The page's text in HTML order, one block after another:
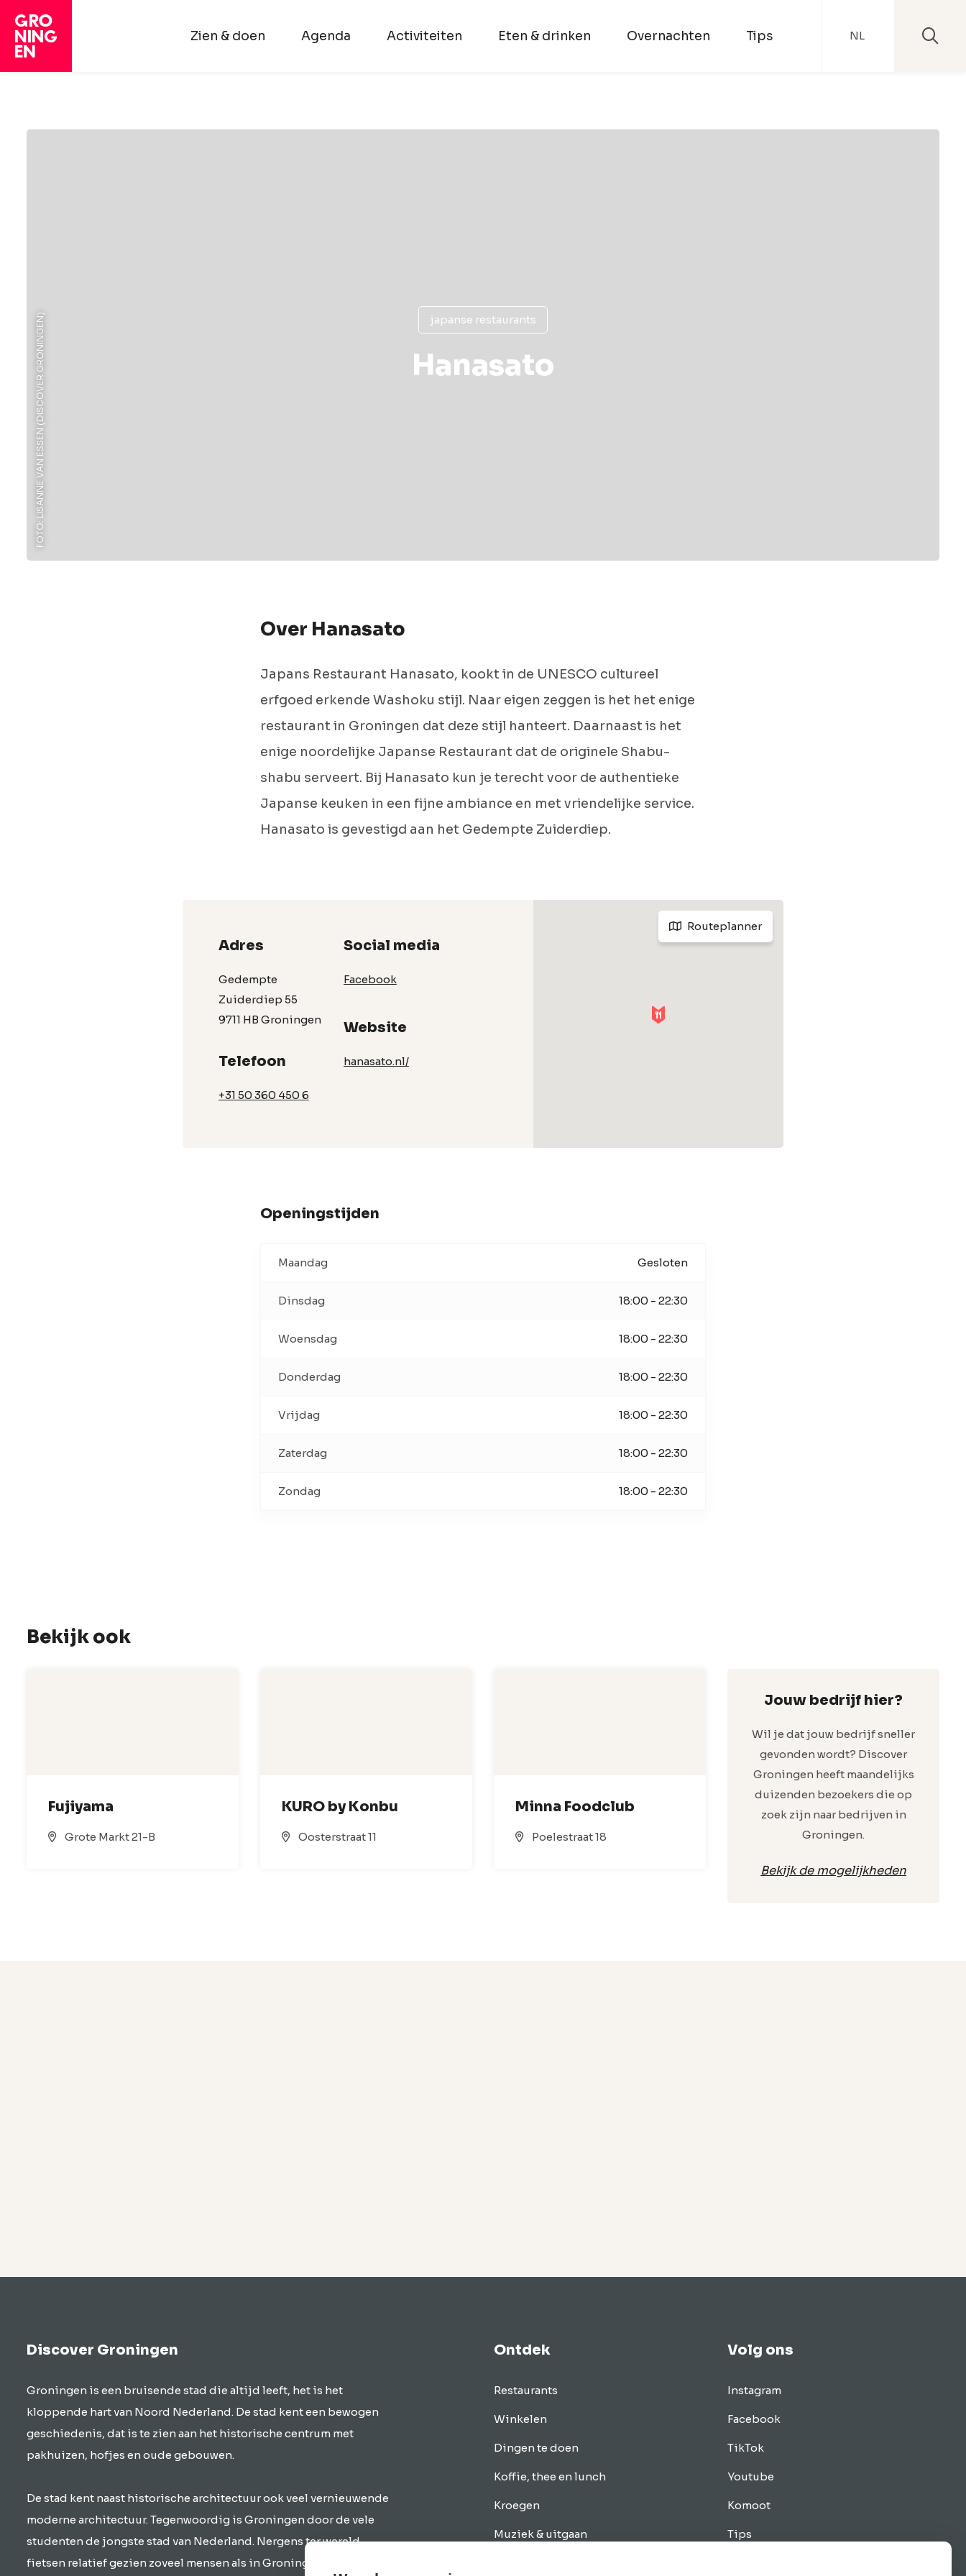
Zien & doen Agenda Activiteiten Eten & drinken Overnachten Tips NL
japanse restaurants
Hanasato
FOTO: LISANNE VAN ESSEN (DISCOVER GRONINGEN)
Over Hanasato
Japans Restaurant Hanasato, kookt in de UNESCO cultureel
erfgoed erkende Washoku stijl. Naar eigen zeggen is het het enige
restaurant in Groningen dat deze stijl hanteert. Daarnaast is het
enige noordelijke Japanse Restaurant dat de originele Shabu-
shabu serveert. Bij Hanasato kun je terecht voor de authentieke
Japanse keuken in een fijne ambiance en met vriendelijke service.
Hanasato is gevestigd aan het Gedempte Zuiderdiep.
Routeplanner
Adres
Gedempte
Zuiderdiep 55
9711 HB Groningen
Telefoon
+31 50 360 450 6
Social media
Facebook
Website
hanasato.nl/
Openingstijden
Maandag Gesloten
Dinsdag 18:00 - 22:30
Woensdag 18:00 - 22:30
Donderdag 18:00 - 22:30
Vrijdag 18:00 - 22:30
Zaterdag 18:00 - 22:30
Zondag 18:00 - 22:30
Bekijk ook
Fujiyama
Grote Markt 21-B
KURO by Konbu
Oosterstraat 11
Minna Foodclub
Poelestraat 18
Jouw bedrijf hier?
Wil je dat jouw bedrijf sneller
gevonden wordt? Discover
Groningen heeft maandelijks
duizenden bezoekers die op
zoek zijn naar bedrijven in
Groningen.
Bekijk de mogelijkheden
Discover Groningen
Groningen is een bruisende stad die altijd leeft, het is het
kloppende hart van Noord Nederland. De stad kent een bewogen
geschiedenis, dat is te zien aan het historische centrum met
pakhuizen, hofjes en oude gebouwen.
De stad kent naast historische architectuur ook veel vernieuwende
moderne architectuur. Tegenwoordig is Groningen door de vele
studenten de jongste stad van Nederland. Nergens ter wereld
fietsen relatief gezien zoveel mensen als in Groningen. Discover
Ontdek
Restaurants
Winkelen
Dingen te doen
Koffie, thee en lunch
Kroegen
Muziek & uitgaan
Volg ons
Instagram
Facebook
TikTok
Youtube
Komoot
Tips